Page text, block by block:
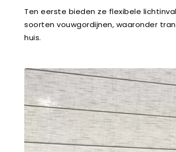
Ten eerste bieden ze flexibele
soorten vouwgordijnen, waaronder
huis.